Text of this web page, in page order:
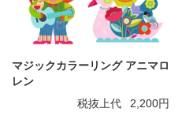
マジックカラーリング アニマロ
レン
税抜上代
2,200円